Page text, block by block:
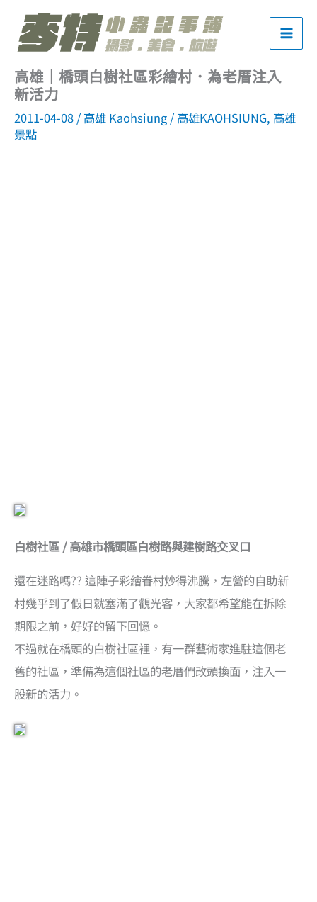
高雄｜橋頭白樹社區彩繪村．為老厝注入
新活力
2011-04-08 / 高雄 Kaohsiung / 高雄KAOHSIUNG, 高雄
景點
白樹社區 / 高雄市橋頭區白樹路與建樹路交叉口
還在迷路嗎?? 這陣子彩繪眷村炒得沸騰，左營的自助新
村幾乎到了假日就塞滿了觀光客，大家都希望能在拆除
期限之前，好好的留下回憶。
不過就在橋頭的白樹社區裡，有一群藝術家進駐這個老
舊的社區，準備為這個社區的老厝們改頭換面，注入一
股新的活力。